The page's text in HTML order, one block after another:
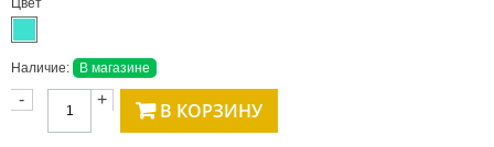
Цвет
Наличие: В магазине
- + В КОРЗИНУ